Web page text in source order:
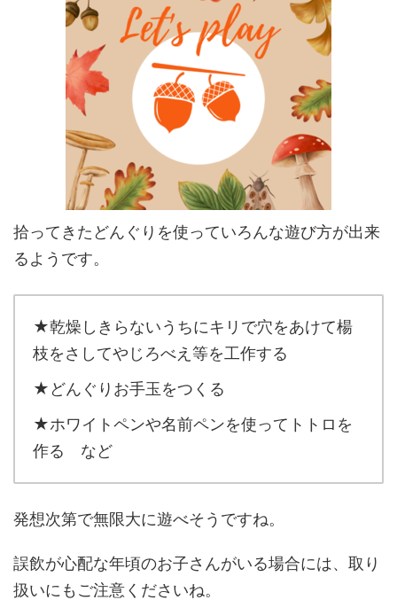
拾ってきたどんぐりを使っていろんな遊び方が出来
るようです。
★乾燥しきらないうちにキリで穴をあけて楊
枝をさしてやじろべえ等を工作する
★どんぐりお手玉をつくる
★ホワイトペンや名前ペンを使ってトトロを
作る など
発想次第で無限大に遊べそうですね。
誤飲が心配な年頃のお子さんがいる場合には、取り
扱いにもご注意くださいね。